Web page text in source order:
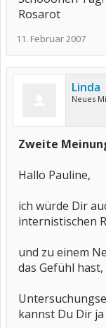
Rosarot
11. Februar 2007
Linda
Neues
Zweite
Hallo Pauline,
ich würde Dir
internistischen
und zu einem
das Gefühl hast,
kannst Du Dir